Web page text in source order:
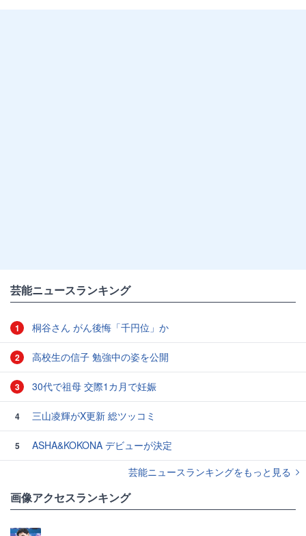
芸能ニュースランキング
1 桐谷さん がん後悔「千円位」か
2 高校生の信子 勉強中の姿を公開
3 30代で祖母 交際1カ月で妊娠
4 三山凌輝がX更新 総ツッコミ
5
ASHA&KOKONA デビューが決定
芸能ニュースランキングをもっと見る
画像アクセスランキング